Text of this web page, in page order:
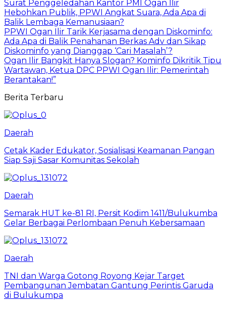
Surat Penggeledahan Kantor PMI Ogan Ilir
Hebohkan Publik, PPWI Angkat Suara, Ada Apa di
Balik Lembaga Kemanusiaan?
PPWI Ogan Ilir Tarik Kerjasama dengan Diskominfo:
Ada Apa di Balik Penahanan Berkas Adv dan Sikap
Diskominfo yang Dianggap ‘Cari Masalah’?
Ogan Ilir Bangkit Hanya Slogan? Kominfo Dikritik Tipu
Wartawan, Ketua DPC PPWI Ogan Ilir: Pemerintah
Berantakan!”
Berita Terbaru
Daerah
Cetak Kader Edukator, Sosialisasi Keamanan Pangan
Siap Saji Sasar Komunitas Sekolah
Daerah
Semarak HUT ke-81 RI, Persit Kodim 1411/Bulukumba
Gelar Berbagai Perlombaan Penuh Kebersamaan
Daerah
TNI dan Warga Gotong Royong Kejar Target
Pembangunan Jembatan Gantung Perintis Garuda
di Bulukumpa